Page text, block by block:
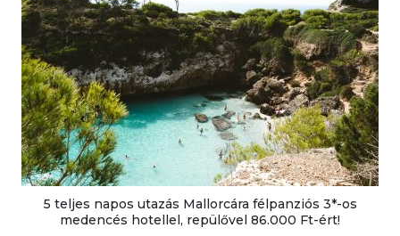
5 teljes napos utazás Mallorcára félpanziós 3*-os
medencés hotellel, repülővel 86.000 Ft-ért!